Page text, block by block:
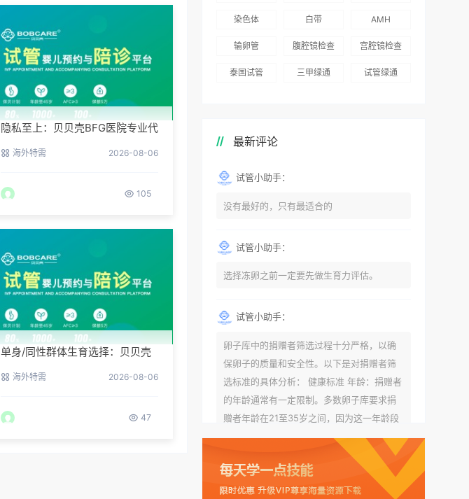
隐私至上：贝贝壳BFG医院专业代
海外特需 2026-08-06
105
单身/同性群体生育选择：贝贝壳
海外特需 2026-08-06
47
得分最高
染色体 白带 AMH
输卵管 腹腔镜检查 宫腔镜检查
泰国试管 三甲绿通 试管绿通
最新评论
试管小助手：
没有最好的，只有最适合的
试管小助手：
选择冻卵之前一定要先做生育力评估。
试管小助手：
卵子库中的捐赠者筛选过程十分严格，以确
保卵子的质量和安全性。以下是对捐赠者筛
选标准的具体分析： 健康标准 年龄：捐赠者
的年龄通常有一定限制。多数卵子库要求捐
赠者年龄在21至35岁之间，因为这一年龄段
女性的卵子质量相对较高。不过，不同卵子
库的具体年龄要求可能有所不同。 身体质量
指数（BMI）：捐赠者的BMI通常需要在正常
范围内，以确保其身体健康状况良好。过高